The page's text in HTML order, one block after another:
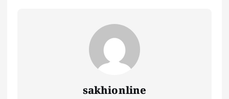
sakhionline